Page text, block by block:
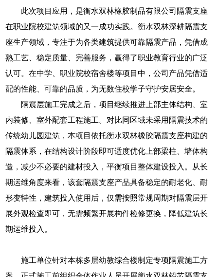
此次项目应用，是衡水双林橡胶制品有限公司隔震支座
在职业院校建筑领域的又一成功实践。衡水双林深耕隔震支
座生产领域，专注于为各类建筑提供可靠隔震产品，凭借成
熟工艺、稳定质量、完善服务，赢得了职业教育行业的广泛
认可。在中学、职业院校宿舍楼等项目中，公司产品凭借适
配的性能、可靠的品质，为无数住校学子守护安居安全。
隔震层施工完成之后，项目继续推进上部主体结构、室
内装修、室外配套工程施工。对比同区域未采用隔震技术的
传统幼儿园建筑，本项目依托衡水双林橡胶隔震支座构建的
隔震体系，在结构设计阶段即可适度优化上部梁柱、墙体构
造，减少不必要的建材投入，平衡项目整体建设投入。从长
期运维角度来看，该套隔震支座产品具备稳定的耐老化、耐
形变特性，建筑投入使用后，仅需按照常规周期对隔震层开
展外观检查即可，无需频繁开展构件检修更换，降低建筑长
期运维投入。
施工单位针对本栋多层幼教综合楼制定专项隔震施工方